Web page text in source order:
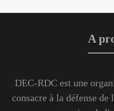
A
DEC-RDC est une
consacre à la défense